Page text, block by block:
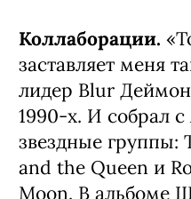
Коллаборации.
заставляет меня
лидер Blur
1990-х. И собрал
звездные группы:
and the Queen и
Moon. В альбоме